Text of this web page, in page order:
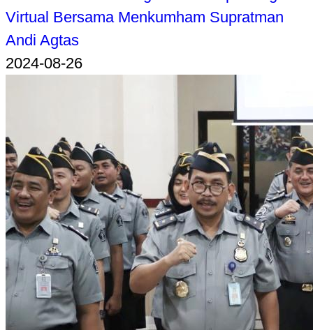
Virtual Bersama Menkumham Supratman
Andi Agtas
2024-08-26